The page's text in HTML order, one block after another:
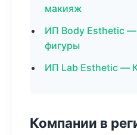
макияж
ИП Body Esthetic
фигуры
ИП Lab Esthetic —
Компании в